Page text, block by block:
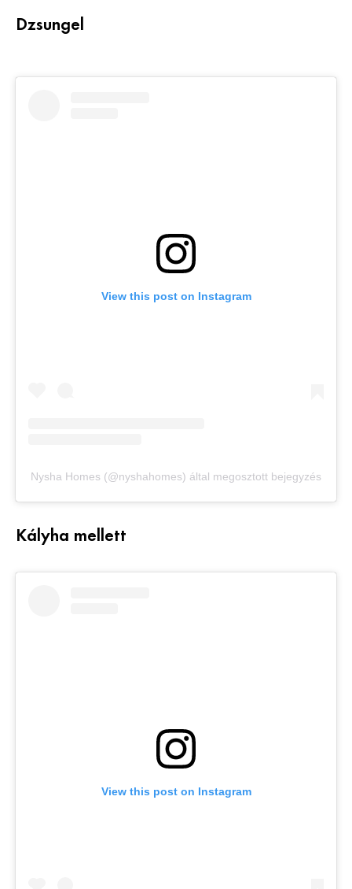
Dzsungel
View this post on Instagram
Nysha Homes (@nyshahomes) által megosztott bejegyzés
Kályha mellett
View this post on Instagram